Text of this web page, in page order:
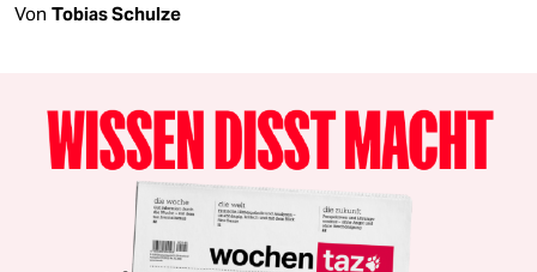
Von Tobias Schulze